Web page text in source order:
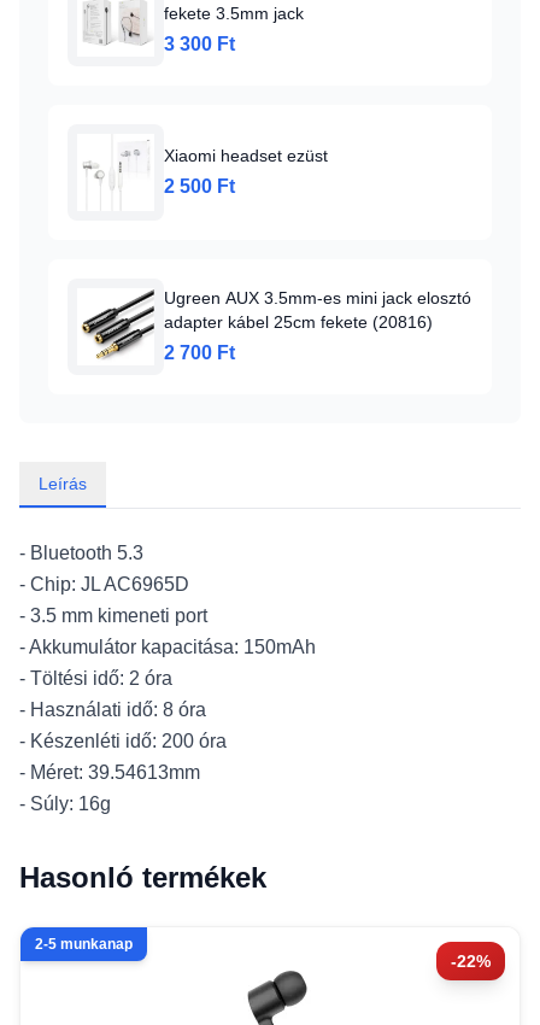
fekete 3.5mm jack
3 300 Ft
Xiaomi headset ezüst
2 500 Ft
Ugreen AUX 3.5mm-es mini jack elosztó
adapter kábel 25cm fekete (20816)
2 700 Ft
Leírás
- Bluetooth 5.3
- Chip: JL AC6965D
- 3.5 mm kimeneti port
- Akkumulátor kapacitása: 150mAh
- Töltési idő: 2 óra
- Használati idő: 8 óra
- Készenléti idő: 200 óra
- Méret: 39.54613mm
- Súly: 16g
Hasonló termékek
-22%
2-5 munkanap